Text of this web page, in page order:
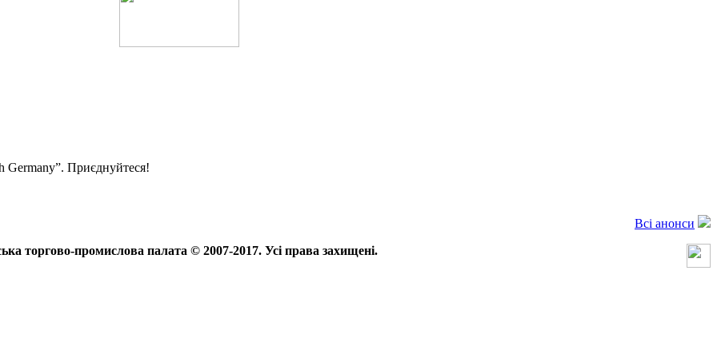
Germany”. Приєднуйтеся!
Всі анонси
торгово-промислова палата © 2007-2017. Усі права захищені.